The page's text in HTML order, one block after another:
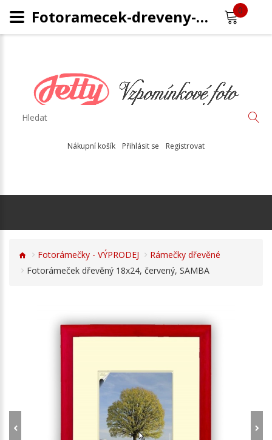
Nákupní košík Přihlásit se Registrovat
0
Fotorámečky - VÝPRODEJ
Rámečky dřevěné
Fotorámeček dřevěný 18x24, červený, SAMBA
Fotoramecek-dreveny-Samba